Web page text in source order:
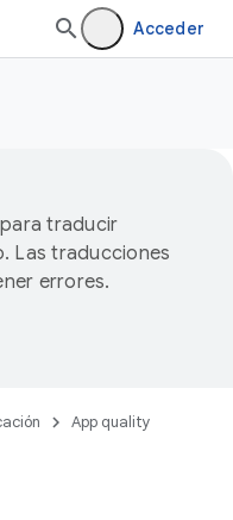
Acceder
traducir
Las traducciones
errores.
App quality